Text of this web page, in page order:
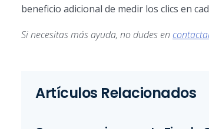
beneficio adicional de medir los clics en
Si necesitas más ayuda, no dudes en
Artículos Relacionados